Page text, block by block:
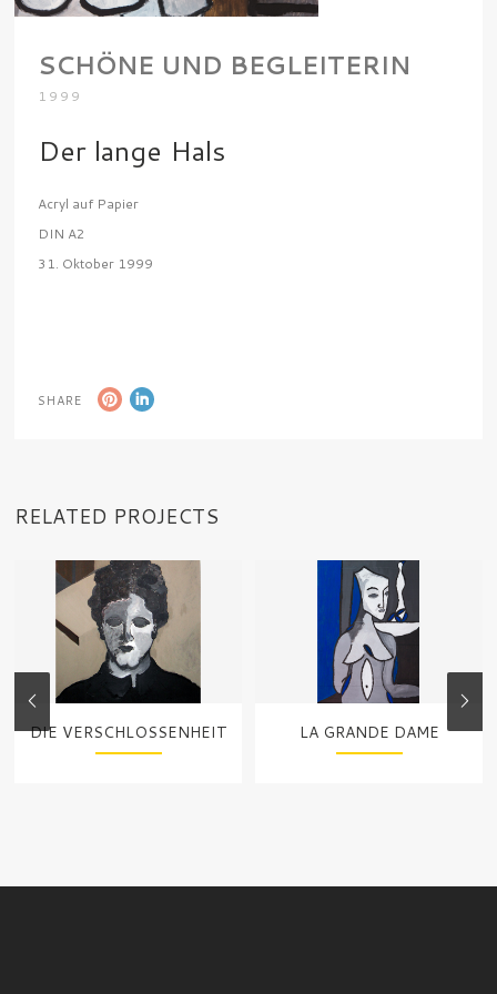
SCHÖNE UND BEGLEITERIN
1999
Der lange Hals
Acryl auf Papier
DIN A2
31. Oktober 1999
SHARE
RELATED PROJECTS
DIE VERSCHLOSSENHEIT LA GRANDE DAME